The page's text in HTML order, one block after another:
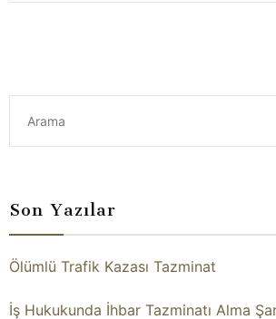
Son Yazılar
Ölümlü Trafik Kazası Tazminat
İş Hukukunda İhbar Tazminatı Alma